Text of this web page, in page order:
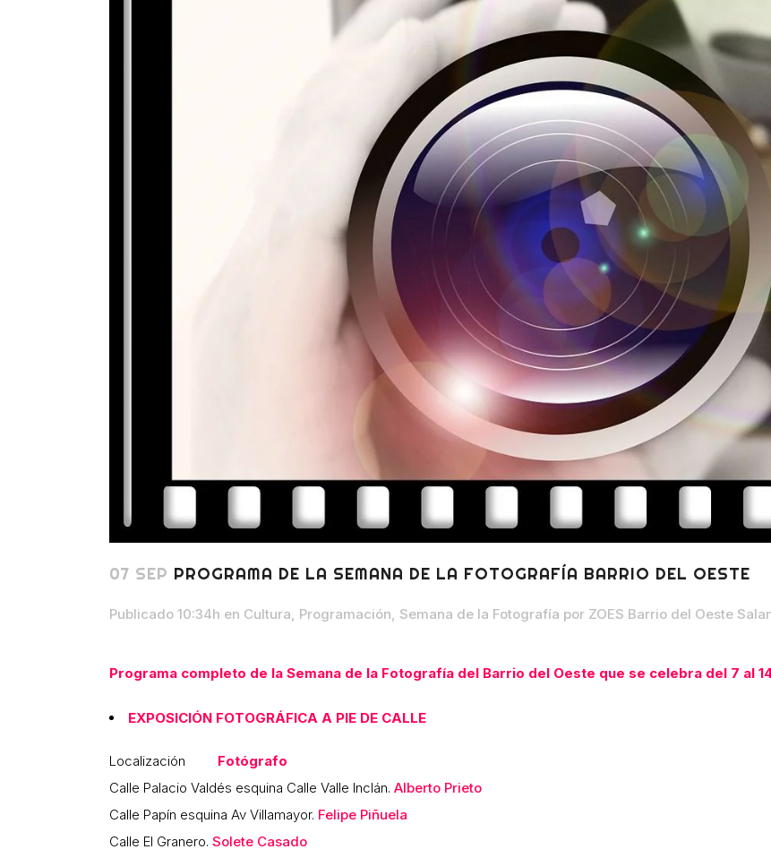
07 SEP PROGRAMA DE LA SEMANA DE LA FOTOGRAFÍA BARRIO DEL OESTE
Publicado 10:34h en Cultura Programación Semana de la Fotografía por ZOES Barrio del Oeste
Programa completo de la Semana de la Fotografía del Barrio del Oeste que se celebra del 7 al
EXPOSICIÓN FOTOGRÁFICA A PIE DE CALLE
Localización Fotógrafo
Calle Palacio Valdés esquina Calle Valle Inclán. Alberto Prieto
Calle Papín esquina Av Villamayor. Felipe Piñuela
Calle El Granero. Solete Casado